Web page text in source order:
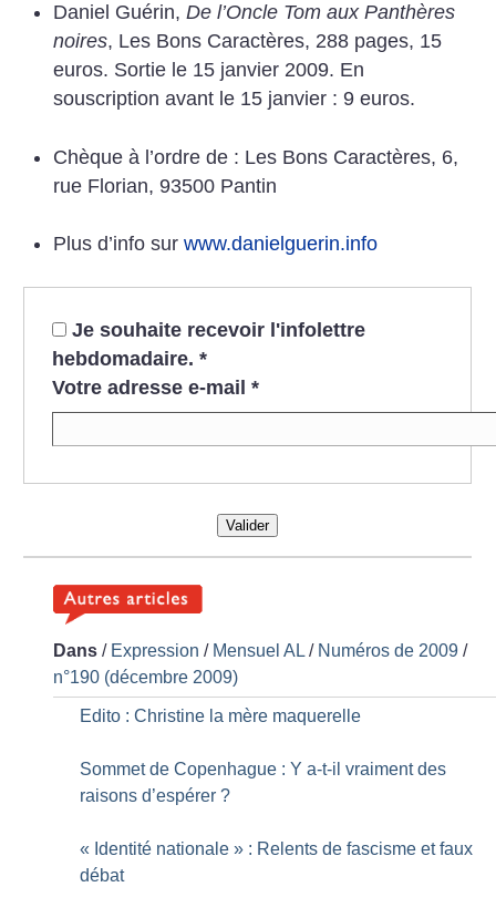
Daniel Guérin, De l’Oncle Tom aux Panthères
noires, Les Bons Caractères, 288 pages, 15
euros. Sortie le 15 janvier 2009. En
souscription avant le 15 janvier : 9 euros.
Chèque à l’ordre de : Les Bons Caractères, 6,
rue Florian, 93500 Pantin
Plus d’info sur www.danielguerin.info
Je souhaite recevoir l'infolettre
hebdomadaire. *
Votre adresse e-mail *
Valider
Dans / Expression / Mensuel AL / Numéros de 2009 /
n°190 (décembre 2009)
Edito : Christine la mère maquerelle
Sommet de Copenhague : Y a-t-il vraiment des
raisons d’espérer ?
« Identité nationale » : Relents de fascisme et faux
débat